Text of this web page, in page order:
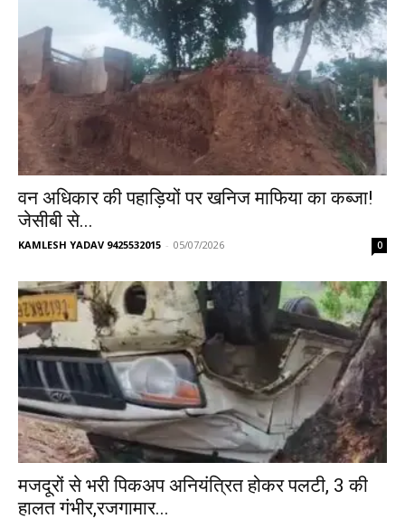
वन अधिकार की पहाड़ियों पर खनिज माफिया का कब्जा!
जेसीबी से...
KAMLESH YADAV 9425532015 - 05/07/2026 0
मजदूरों से भरी पिकअप अनियंत्रित होकर पलटी, 3 की
हालत गंभीर,रजगामार...